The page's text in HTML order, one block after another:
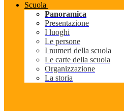
Scuola
Panoramica
Presentazione
I luoghi
Le persone
I numeri della scuola
Le carte della scuola
Organizzazione
La storia